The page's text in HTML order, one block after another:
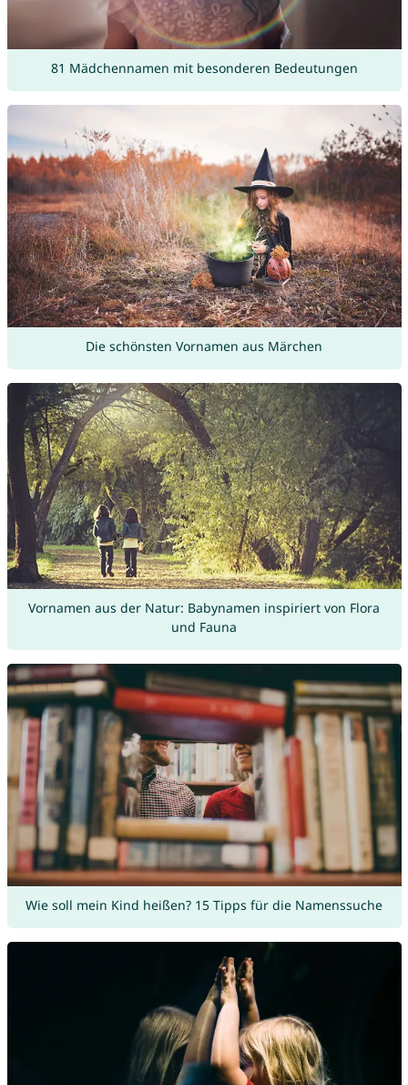
81 Mädchennamen mit besonderen Bedeutungen
Die schönsten Vornamen aus Märchen
Vornamen aus der Natur: Babynamen inspiriert von Flora
und Fauna
Wie soll mein Kind heißen? 15 Tipps für die Namenssuche